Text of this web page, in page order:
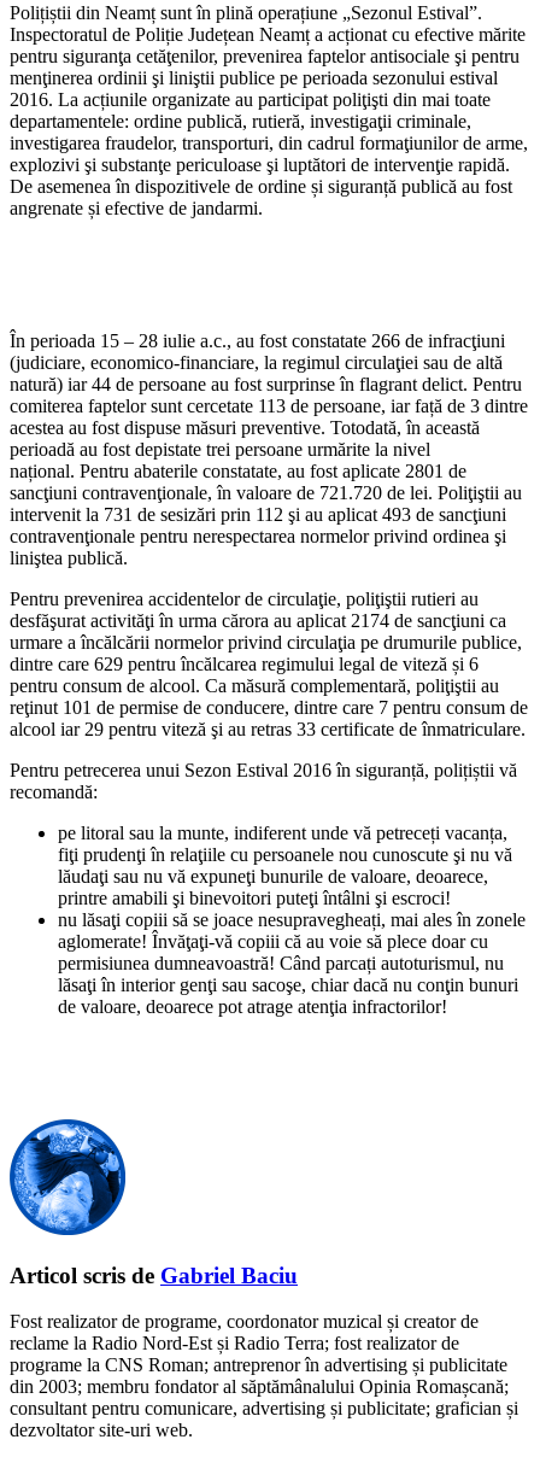
Polițiștii din Neamț sunt în plină operațiune „Sezonul Estival”.
Inspectoratul de Poliție Județean Neamț a acționat cu efective mărite
pentru siguranţa cetăţenilor, prevenirea faptelor antisociale şi pentru
menţinerea ordinii şi liniştii publice pe perioada sezonului estival
2016. La acțiunile organizate au participat poliţişti din mai toate
departamentele: ordine publică, rutieră, investigaţii criminale,
investigarea fraudelor, transporturi, din cadrul formaţiunilor de arme,
explozivi şi substanţe periculoase şi luptători de intervenţie rapidă.
De asemenea în dispozitivele de ordine și siguranță publică au fost
angrenate și efective de jandarmi.
În perioada 15 – 28 iulie a.c., au fost constatate 266 de infracţiuni
(judiciare, economico-financiare, la regimul circulaţiei sau de altă
natură) iar 44 de persoane au fost surprinse în flagrant delict. Pentru
comiterea faptelor sunt cercetate 113 de persoane, iar față de 3 dintre
acestea au fost dispuse măsuri preventive. Totodată, în această
perioadă au fost depistate trei persoane urmărite la nivel
național. Pentru abaterile constatate, au fost aplicate 2801 de
sancţiuni contravenţionale, în valoare de 721.720 de lei. Poliţiştii au
intervenit la 731 de sesizări prin 112 şi au aplicat 493 de sancţiuni
contravenţionale pentru nerespectarea normelor privind ordinea şi
liniştea publică.
Pentru prevenirea accidentelor de circulaţie, poliţiştii rutieri au
desfăşurat activităţi în urma cărora au aplicat 2174 de sancţiuni ca
urmare a încălcării normelor privind circulaţia pe drumurile publice,
dintre care 629 pentru încălcarea regimului legal de viteză și 6
pentru consum de alcool. Ca măsură complementară, poliţiştii au
reţinut 101 de permise de conducere, dintre care 7 pentru consum de
alcool iar 29 pentru viteză şi au retras 33 certificate de înmatriculare.
Pentru petrecerea unui Sezon Estival 2016 în siguranță, polițiștii vă
recomandă:
pe litoral sau la munte, indiferent unde vă petreceți vacanța,
fiţi prudenţi în relaţiile cu persoanele nou cunoscute şi nu vă
lăudaţi sau nu vă expuneţi bunurile de valoare, deoarece,
printre amabili şi binevoitori puteţi întâlni şi escroci!
nu lăsaţi copiii să se joace nesupravegheați, mai ales în zonele
aglomerate! Învăţaţi-vă copiii că au voie să plece doar cu
permisiunea dumneavoastră! Când parcați autoturismul, nu
lăsaţi în interior genţi sau sacoşe, chiar dacă nu conţin bunuri
de valoare, deoarece pot atrage atenţia infractorilor!
Articol scris de Gabriel Baciu
Fost realizator de programe, coordonator muzical și creator de
reclame la Radio Nord-Est și Radio Terra; fost realizator de
programe la CNS Roman; antreprenor în advertising și publicitate
din 2003; membru fondator al săptămânalului Opinia Romașcană;
consultant pentru comunicare, advertising și publicitate; grafician și
dezvoltator site-uri web.